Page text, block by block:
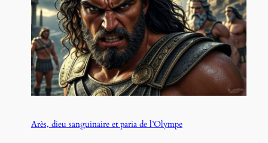
Arès, dieu sanguinaire et paria de l’Olympe